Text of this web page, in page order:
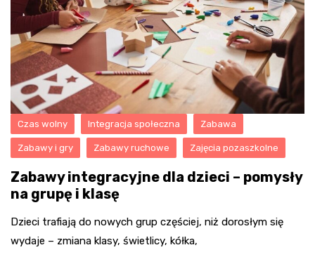
Czas wolny Integracja społeczna Zabawa
Zabawy i gry Zabawy ruchowe Zajęcia pozaszkolne
Zabawy integracyjne dla dzieci – pomysły
na grupę i klasę
Dzieci trafiają do nowych grup częściej, niż dorosłym się
wydaje – zmiana klasy, świetlicy, kółka,